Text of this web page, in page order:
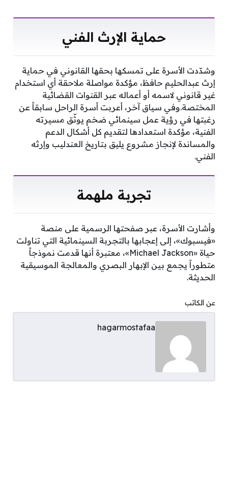
حماية الإرث الفني
وشدّدت الأسرة على تمسكها بحقها القانوني في حماية
إرث عبدالحليم حافظ، مؤكدة مواصلة ملاحقة أي استخدام
غير قانوني لاسمه أو أعماله عبر القنوات القضائية
المختصة.وفي سياق آخر، أعربت أسرة الراحل سابقاً عن
رغبتها في رؤية عمل سينمائي ضخم يوثّق مسيرته
الفنية، مؤكدة استعدادها لتقديم كل أشكال الدعم
والمساندة لإنجاز مشروع يليق بتاريخ العندليب وإرثه
الفني.
تجربة ملهمة
وأشارت الأسرة، عبر صفحتها الرسمية على منصة
«فيسبوك»، إلى إعجابها بالتجربة السينمائية التي تناولت
حياة «Michael Jackson»، معتبرة أنها قدمت نموذجاً
متطوراً يجمع بين الإبهار البصري والمعالجة الموسيقية
الحديثة.
عن الكاتب
hagarmostafaa